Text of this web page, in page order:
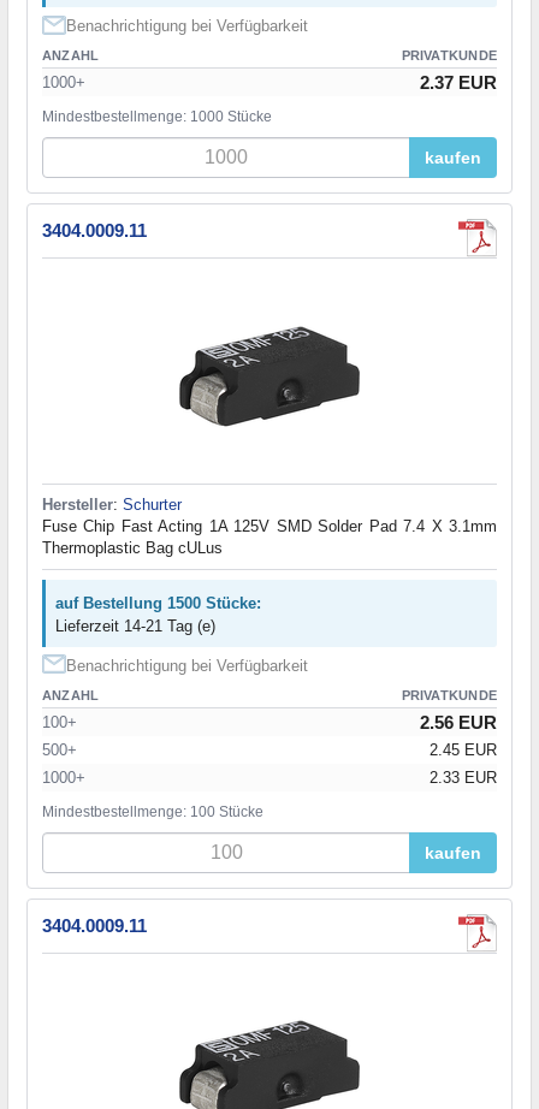
Benachrichtigung bei Verfügbarkeit
ANZAHL PRIVATKUNDE
1000+ 2.37 EUR
Mindestbestellmenge: 1000 Stücke
kaufen
3404.0009.11
Hersteller: Schurter
Fuse Chip Fast Acting 1A 125V SMD Solder Pad 7.4 X 3.1mm
Thermoplastic Bag cULus
auf Bestellung 1500 Stücke:
Lieferzeit 14-21 Tag (e)
Benachrichtigung bei Verfügbarkeit
ANZAHL PRIVATKUNDE
100+ 2.56 EUR
500+
2.45 EUR
1000+
2.33 EUR
Mindestbestellmenge: 100 Stücke
kaufen
3404.0009.11